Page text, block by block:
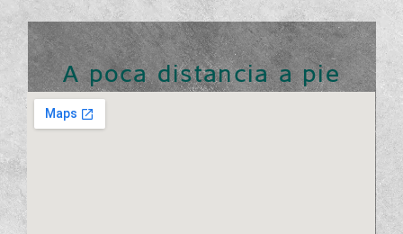
A poca distancia a pie